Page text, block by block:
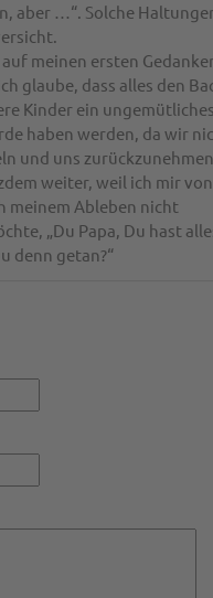
aber …“. Solche
meinen ersten
glaube, dass alles den
Kinder ein
haben werden, da wir
und uns
weiter, weil ich mir von
meinem Ableben nicht
„Du Papa, Du hast
denn getan?“